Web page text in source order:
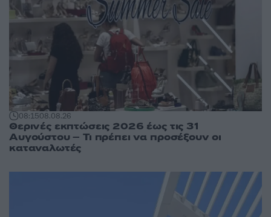
08:1508.08.26
Θερινές εκπτώσεις 2026 έως τις 31
Αυγούστου – Τι πρέπει να προσέξουν οι
καταναλωτές